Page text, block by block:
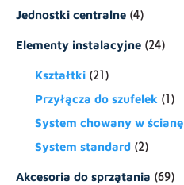
Jednostki centralne (4)
Elementy instalacyjne (24)
Kształtki (21)
Przyłącza do szufelek (1)
System chowany w ścianę
System standard (2)
Akcesoria do sprzątania (69)